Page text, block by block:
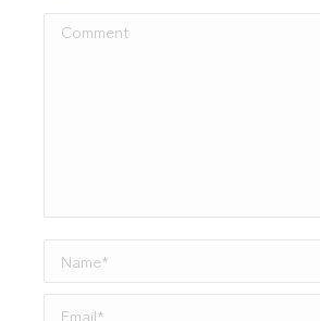
Comment
Name *
Email *